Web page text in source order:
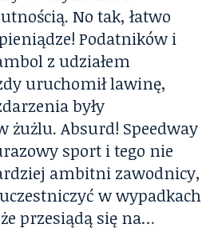
No tak, łatwo
Podatników i
z udziałem
uruchomił lawinę,
były
żużlu. Absurd! Speedway
sport i tego nie
ambitni zawodnicy,
w wypadkach
przesiądą się na…